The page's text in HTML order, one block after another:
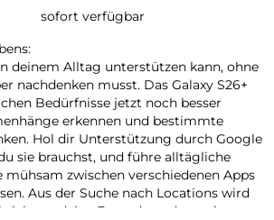
sofort verfügbar
deinem Alltag unterstützen kann, ohne
nachdenken musst. Das Galaxy S26+
Bedürfnisse jetzt noch besser
erkennen und bestimmte
Hol dir Unterstützung durch Google
sie brauchst, und führe alltägliche
mühsam zwischen verschiedenen Apps
Aus der Suche nach Locations wird
an deine Freunde und aus einer